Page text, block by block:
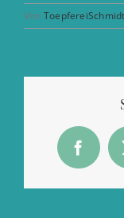
Von ToepfereiSchmidt